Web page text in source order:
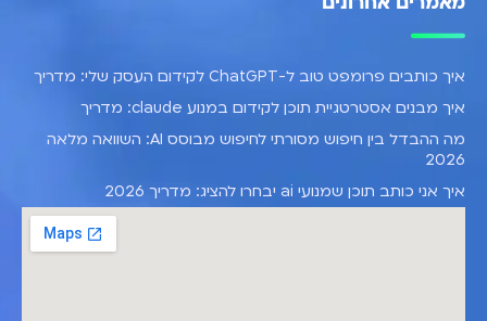
איך כותבים פרומפט טוב ל-ChatGPT לקידום העסק שלי: מדריך
איך מבנים אסטרטגיית תוכן לקידום במנוע claude: מדריך
מה ההבדל בין חיפוש מסורתי לחיפוש מבוסס AI: השוואה מלאה
2026
איך אני כותב תוכן שמנועי ai יבחרו להציג: מדריך 2026